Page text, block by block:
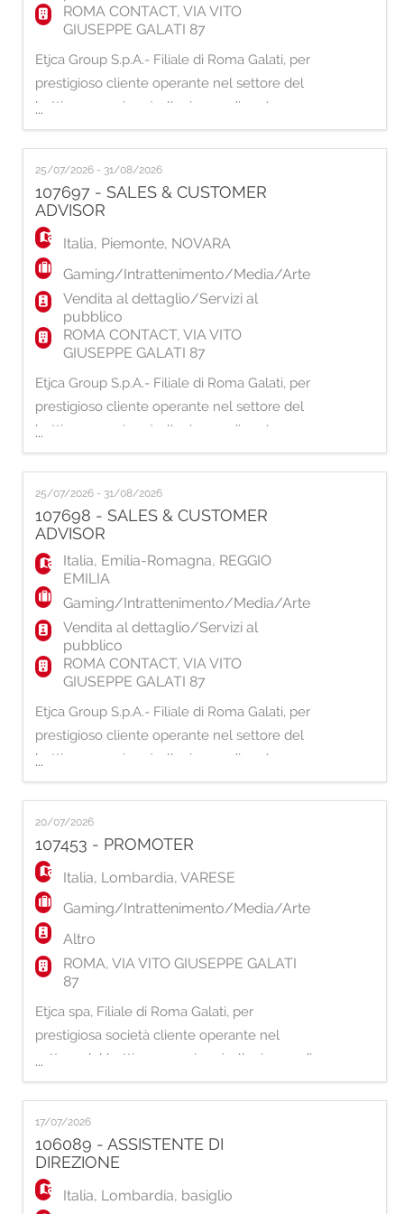
ROMA CONTACT, VIA VITO
GIUSEPPE GALATI 87
Etjca Group S.p.A.- Filiale di Roma Galati, per
prestigioso cliente operante nel settore del
betting e gaming, è alla ricerca di un/una:
SALES & CUSTOMER ADVISOR La risorsa si
occuperà delle seguenti attività: -
Promozione dell'apertura dei conti gioco
attraverso la procedura di attivazione e della
gestione del conto per il cliente; - Supporto
...
25/07/2026 - 31/08/2026
107697 - SALES & CUSTOMER
ADVISOR
Italia, Piemonte, NOVARA
Gaming/Intrattenimento/Media/Arte
Vendita al dettaglio/Servizi al
pubblico
ROMA CONTACT, VIA VITO
GIUSEPPE GALATI 87
Etjca Group S.p.A.- Filiale di Roma Galati, per
prestigioso cliente operante nel settore del
betting e gaming, è alla ricerca di un/una:
SALES & CUSTOMER ADVISOR La risorsa si
occuperà delle seguenti attività: -
Promozione dell'apertura dei conti gioco
attraverso la procedura di attivazione e della
...
25/07/2026 - 31/08/2026
107698 - SALES & CUSTOMER
ADVISOR
Italia, Emilia-Romagna, REGGIO
EMILIA
Gaming/Intrattenimento/Media/Arte
Vendita al dettaglio/Servizi al
pubblico
ROMA CONTACT, VIA VITO
GIUSEPPE GALATI 87
Etjca Group S.p.A.- Filiale di Roma Galati, per
prestigioso cliente operante nel settore del
betting e gaming, è alla ricerca di un/una:
SALES & CUSTOMER ADVISOR La risorsa si
occuperà delle seguenti attività: -
Promozione dell'apertura dei conti gioco
attraverso la procedura di attivazione e della
gestione del conto per il cliente; - Supporto
...
20/07/2026
107453 - PROMOTER
Italia, Lombardia,VARESE
Gaming/Intrattenimento/Media/Arte
Altro
ROMA, VIA VITO GIUSEPPE GALATI
87
Etjca spa, Filiale di Roma Galati, per
prestigiosa società cliente operante nel
settore del betting e gaming, è alla ricerca di
una figura di: Promoter settore gaming
Descrizione e Caratteristiche della Posizione:
La risorsa selezionata avrà il compito di
supportare e promuovere l'attività dei punti
scommessa affiliati, contribuendo al raggi
...
17/07/2026
106089 - ASSISTENTE DI
DIREZIONE
Italia, Lombardia, basiglio